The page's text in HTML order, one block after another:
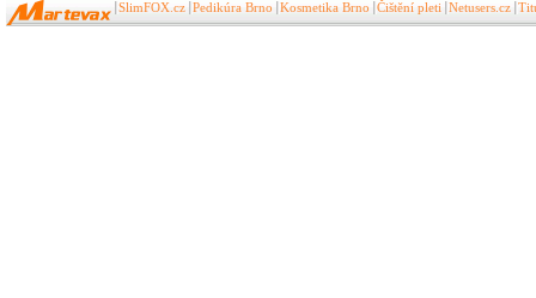
SlimFOX.cz Pedikúra Brno Kosmetika Brno Čištění pleti Netusers.cz